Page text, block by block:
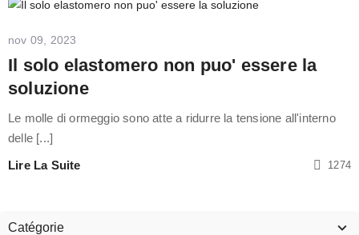
nov 09, 2023
Il solo elastomero non puo' essere la
soluzione
Le molle di ormeggio sono atte a ridurre la tensione all'interno
delle [...]
Lire La Suite
1274
Catégorie